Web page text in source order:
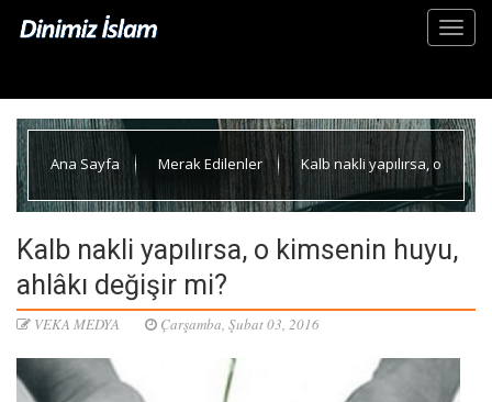
Ana Sayfa Merak Edilenler Kalb nakli yapılırsa, o
Kalb nakli yapılırsa, o kimsenin huyu,
ahlâkı değişir mi?
VEKA MEDYA Çarşamba, Şubat 03, 2016